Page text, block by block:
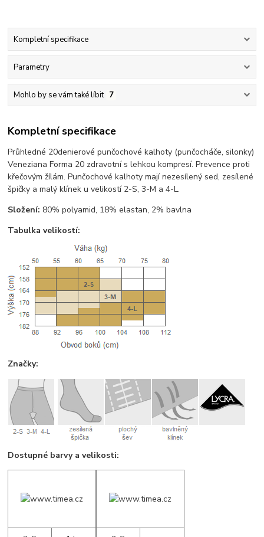
Kompletní specifikace
Parametry
Mohlo by se vám také líbit 7
Kompletní specifikace
Průhledné 20denierové punčochové kalhoty (punčocháče, silonky)
Veneziana Forma 20 zdravotní s lehkou kompresí. Prevence proti
křečovým žílám. Punčochové kalhoty mají nezesílený sed, zesílené
špičky a malý klínek u velikostí 2-S, 3-M a 4-L.
Složení: 80% polyamid, 18% elastan, 2% bavlna
Tabulka velikostí:
Značky:
Dostupné barvy a velikosti: